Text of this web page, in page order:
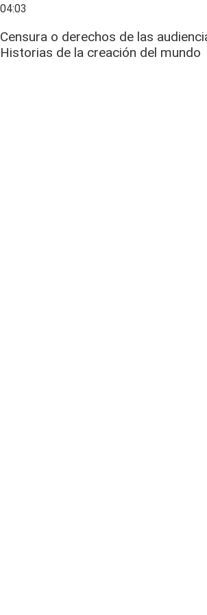
04:03
Censura o derechos de las
Historias de la creación del mundo